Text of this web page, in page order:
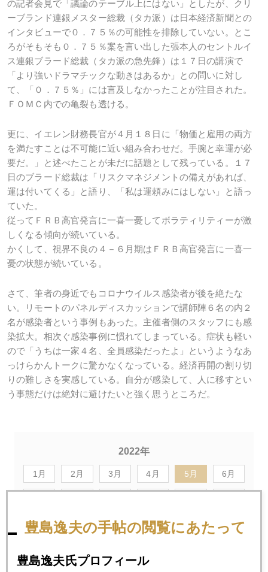
の記者会見で「議論のテーブル上にはない」としたが、クリ
ーブランド連銀メスター総裁（タカ派）は日本経済新聞との
インタビューで０．７５％の可能性を排除していない。とこ
ろがそもそも０．７５％案を言い出した張本人のセントルイ
ス連銀ブラード総裁（タカ派の急先鋒）は１７日の講演で
「より強いドラマチックな動きはあるか」との問いに対し
て、「０．７５％」には言及しなかったことが注目された。
ＦＯＭＣ内での亀裂も透ける。
更に、イエレン財務長官が４月１８日に「物価と雇用の両方
を満たすことは不可能に近い組み合わせだ。手腕と幸運が必
要だ。」と述べたことが未だに話題として残っている。１７
日のブラード総裁は「リスクマネジメントの備えがあれば、
運は付いてくる」と語り、「私は運頼みにはしない」と語っ
ていた。
従ってＦＲＢ高官発言に一喜一憂してボラティリティーが激
しくなる傾向が続いている。
かくして、視界不良の４－６月期はＦＲＢ高官発言に一喜一
憂の状態が続いている。
さて、筆者の身近でもコロナウイルス感染者が後を絶たな
い。リモートのパネルディスカッションで講師陣６名の内２
名が感染者という事例もあった。主催者側のスタッフにも感
染拡大。相次ぐ感染事例に慣れてしまっている。症状も軽い
ので「うちは一家４名、全員感染だったよ」というようなあ
っけらかんトークに驚かなくなっている。経済再開の割り切
りの難しさを実感している。自分が感染して、人に移すとい
う事態だけは絶対に避けたいと強く思うところだ。
2022年
1月 2月 3月 4月 5月 6月
米インフレ、ピークアウトの兆しか
豊島逸夫の手帖の閲覧にあたって
豊島逸夫氏プロフィール